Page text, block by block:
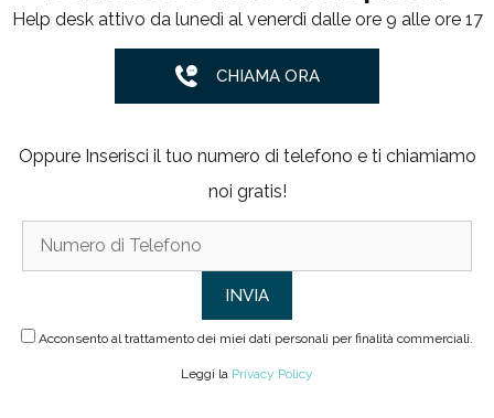
Help desk attivo da lunedì al venerdì dalle ore 9 alle ore 17
CHIAMA ORA
Oppure Inserisci il tuo numero di telefono e ti chiamiamo
noi gratis!
Acconsento al trattamento dei miei dati personali per finalità commerciali.
Leggi la Privacy Policy